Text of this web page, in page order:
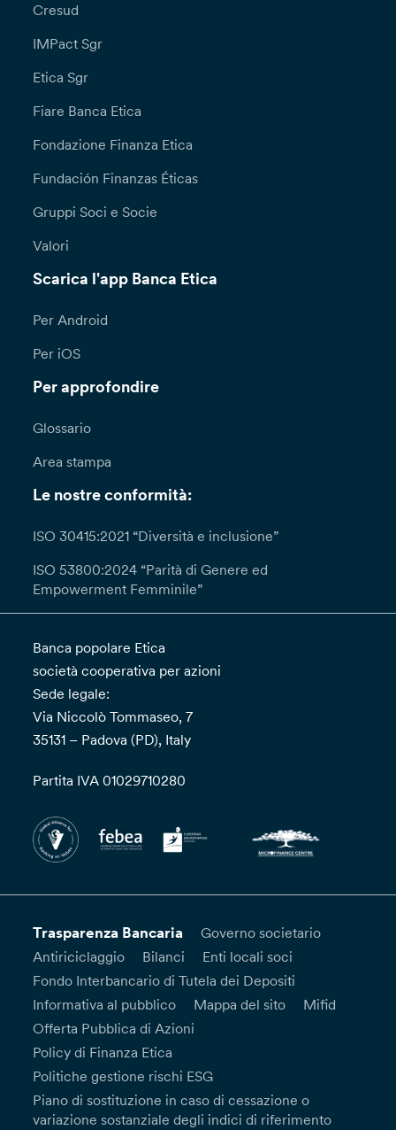
Cresud
IMPact Sgr
Etica Sgr
Fiare Banca Etica
Fondazione Finanza Etica
Fundación Finanzas Éticas
Gruppi Soci e Socie
Valori
Scarica l'app Banca Etica
Per Android
Per iOS
Per approfondire
Glossario
Area stampa
Le nostre conformità:
ISO 30415:2021 “Diversità e inclusione”
ISO 53800:2024 “Parità di Genere ed
Empowerment Femminile”
Banca popolare Etica
società cooperativa per azioni
Sede legale:
Via Niccolò Tommaseo, 7
35131 – Padova (PD), Italy
Partita IVA 01029710280
Trasparenza Bancaria
Governo societario
Antiriciclaggio
Bilanci
Enti locali soci
Fondo Interbancario di Tutela dei Depositi
Informativa al pubblico
Mappa del sito
Mifid
Offerta Pubblica di Azioni
Policy di Finanza Etica
Politiche gestione rischi ESG
Piano di sostituzione in caso di cessazione o
variazione sostanziale degli indici di riferimento